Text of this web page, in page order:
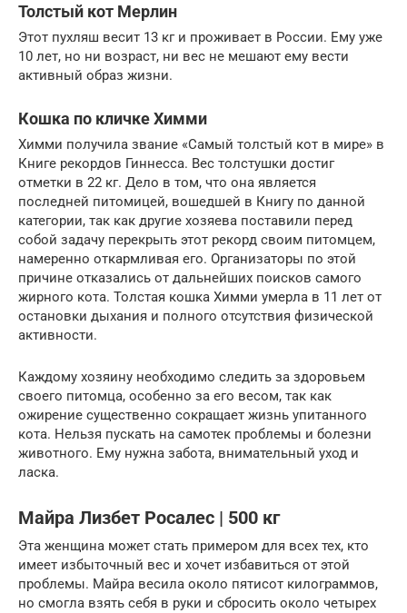
Толстый кот Мерлин
Этот пухляш весит 13 кг и проживает в России. Ему уже
10 лет, но ни возраст, ни вес не мешают ему вести
активный образ жизни.
Кошка по кличке Химми
Химми получила звание «Самый толстый кот в мире» в
Книге рекордов Гиннесса. Вес толстушки достиг
отметки в 22 кг. Дело в том, что она является
последней питомицей, вошедшей в Книгу по данной
категории, так как другие хозяева поставили перед
собой задачу перекрыть этот рекорд своим питомцем,
намеренно откармливая его. Организаторы по этой
причине отказались от дальнейших поисков самого
жирного кота. Толстая кошка Химми умерла в 11 лет от
остановки дыхания и полного отсутствия физической
активности.
Каждому хозяину необходимо следить за здоровьем
своего питомца, особенно за его весом, так как
ожирение существенно сокращает жизнь упитанного
кота. Нельзя пускать на самотек проблемы и болезни
животного. Ему нужна забота, внимательный уход и
ласка.
Майра Лизбет Росалес | 500 кг
Эта женщина может стать примером для всех тех, кто
имеет избыточный вес и хочет избавиться от этой
проблемы. Майра весила около пятисот килограммов,
но смогла взять себя в руки и сбросить около четырех